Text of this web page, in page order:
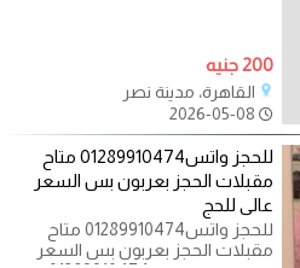
200 جنيه
القاهرة، مدينة نصر
للحجز واتس01289910474 متاح
مقبلات الحجز بعربون بس السعر
عالى للحج
للحجز واتس01289910474 متاح
مقبلات الحجز بعربون بس السعر